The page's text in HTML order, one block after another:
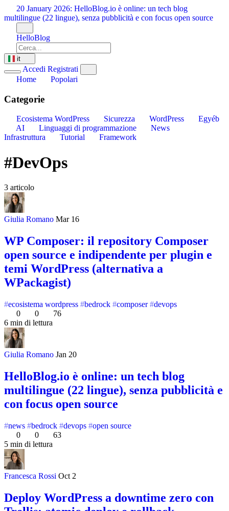
al
contenuto
20 January 2026: HelloBlog.io è online: un tech blog
multilingue (22 lingue), senza pubblicità e con focus open source
HelloBlog
it
Accedi Registrati
Home
Popolari
Categorie
Ecosistema WordPress Sicurezza WordPress
Egyéb
AI
Linguaggi di programmazione
News
Infrastruttura
Tutorial Framework
#DevOps
3 articolo
Giulia Romano Mar 16
WP Composer: il repository Composer
open source e indipendente per plugin e
temi WordPress (alternativa a
WPackagist)
ecosistema wordpress bedrock composer
devops
0
0
76
6 min di lettura
Giulia Romano Jan 20
HelloBlog.io è online: un tech blog
multilingue (22 lingue), senza pubblicità e
con focus open source
news bedrock devops
open source
0
0
63
5 min di lettura
Francesca Rossi Oct 2
Deploy WordPress a downtime zero con